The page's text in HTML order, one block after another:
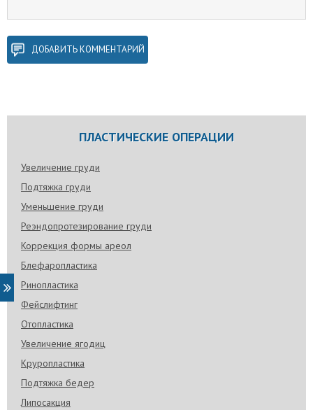
ДОБАВИТЬ КОММЕНТАРИЙ
ПЛАСТИЧЕСКИЕ ОПЕРАЦИИ
Увеличение груди
Подтяжка груди
Уменьшение груди
Реэндопротезирование груди
Коррекция формы ареол
Блефаропластика
Ринопластика
Фейслифтинг
Отопластика
Увеличение ягодиц
Круропластика
Подтяжка бедер
Липосакция